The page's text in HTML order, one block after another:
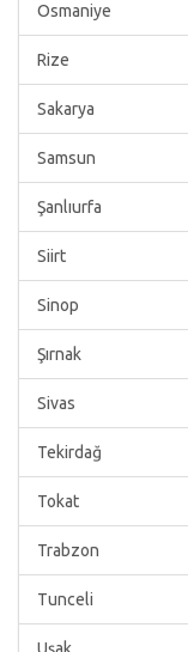
Osmaniye
Rize
Sakarya
Samsun
Şanlıurfa
Siirt
Sinop
Şırnak
Sivas
Tekirdağ
Tokat
Trabzon
Tunceli